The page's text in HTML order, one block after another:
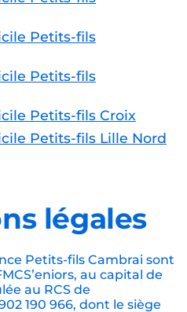
Petits-fils
Petits-fils Douai
Petits-fils
Petits-fils Béthune
Petits-fils
Petits-fils
Petits-fils
Petits-fils